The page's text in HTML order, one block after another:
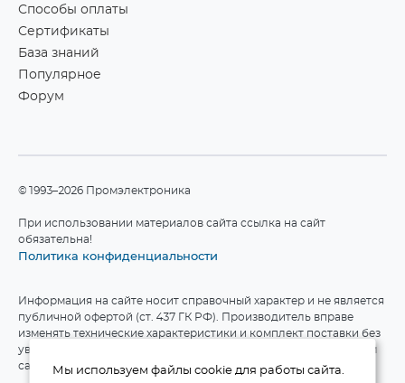
Способы оплаты
Сертификаты
База знаний
Популярное
Форум
©1993–2026 Промэлектроника
При использовании материалов сайта ссылка на сайт
обязательна!
Политика конфиденциальности
Информация на сайте носит справочный характер и не является
публичной офертой (ст. 437 ГК РФ). Производитель вправе
изменять технические характеристики и комплект поставки без
уведомления. Актуальные данные приведены на официальном
сайте производителя.
Мы используем файлы cookie для работы сайта.